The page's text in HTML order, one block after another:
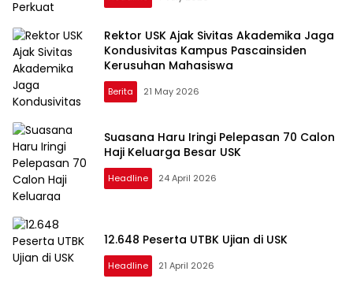
Rektor USK Ajak Sivitas Akademika Jaga
Kondusivitas Kampus Pascainsiden
Kerusuhan Mahasiswa
Berita 21 May 2026
Suasana Haru Iringi Pelepasan 70 Calon
Haji Keluarga Besar USK
Headline 24 April 2026
12.648 Peserta UTBK Ujian di USK
Headline 21 April 2026